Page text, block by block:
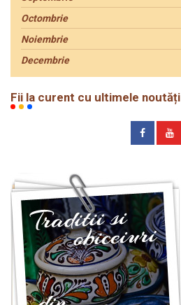
Octombrie
Noiembrie
Decembrie
Fii la curent cu ultimele noutăți